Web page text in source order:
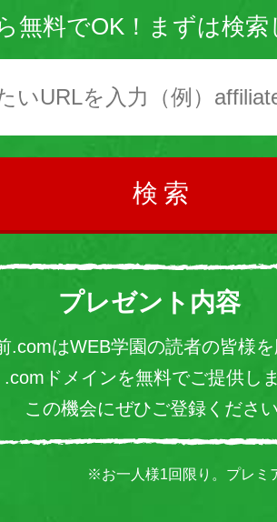
無料でOK！まずは検
検索
プレゼント内容
.comはWEB学園の読者の皆様
.comドメインを無料でご提供し
この機会にぜひご登録くださ
※お一人様1回限り。プレミ